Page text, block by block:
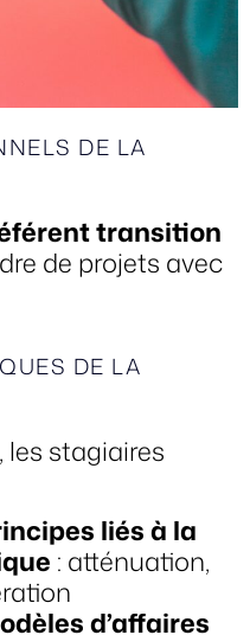
DE LA
transition
de projets avec
DE LA
stagiaires
liés à la
: atténuation,
d’affaires